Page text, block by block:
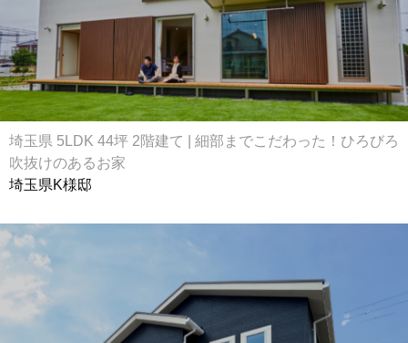
埼玉県 5LDK 44坪 2階建て | 細部までこだわった！ひろびろ
吹抜けのあるお家
埼玉県K様邸